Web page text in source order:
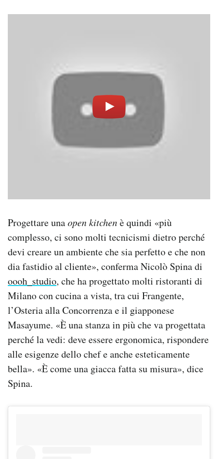
Progettare unaopen kitchenè quindi «più
complesso, ci sono molti tecnicismi dietro perché
devi creare un ambiente che sia perfetto e che non
dia fastidio al cliente», conferma Nicolò Spina di
oooh_studio, che ha progettato molti ristoranti di
Milano con cucina a vista, tra cui Frangente,
l’Osteria alla Concorrenza e il giapponese
Masayume. «È una stanza in più che va progettata
perché la vedi: deve essere ergonomica, rispondere
alle esigenze dello chef e anche esteticamente
bella». «È come una giacca fatta su misura», dice
Spina.